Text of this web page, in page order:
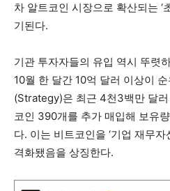
차 알트코인 시장으로 확산되는 ‘
기된다.
기관 투자자들의 유입 역시 뚜렷
10월 한 달간 10억 달러 이상이
(Strategy)은 최근 4천3백만 달
코인 390개를 추가 매입해 보유
다. 이는 비트코인을 ‘기업 재무
격화됐음을 상징한다.